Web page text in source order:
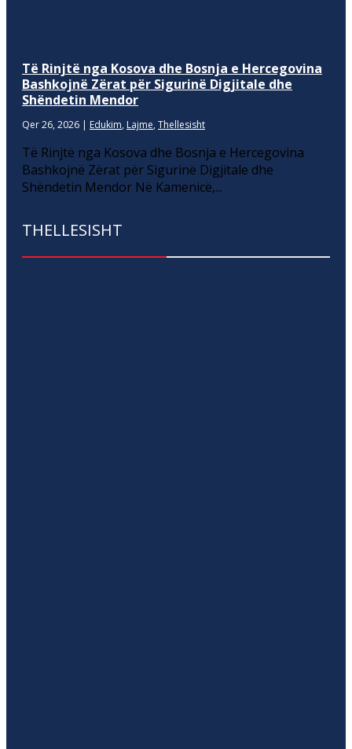
Të Rinjtë nga Kosova dhe Bosnja e Hercegovina
Bashkojnë Zërat për Sigurinë Digjitale dhe
Shëndetin Mendor
Qer 26, 2026 | Edukim, Lajme, Thellesisht
Të Rinjtë nga Kosova dhe Bosnja e Hercegovina
Bashkojnë Zërat për Sigurinë Digjitale dhe
Shëndetin Mendor Në Kamenicë,...
THELLESISHT